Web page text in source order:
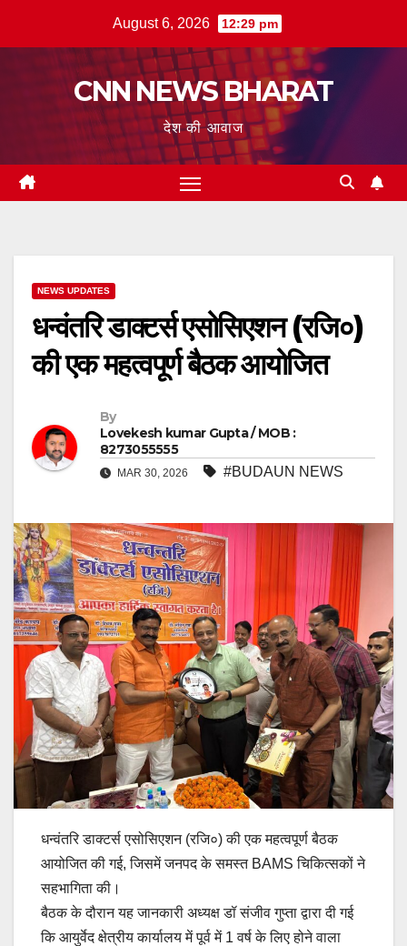
August 6, 2026 12:29 pm
CNN NEWS BHARAT
देश की आवाज
NEWS UPDATES
धन्वंतरि डाक्टर्स एसोसिएशन (रजि०)
की एक महत्वपूर्ण बैठक आयोजित
By
Lovekesh kumar Gupta / MOB :
8273055555
MAR 30, 2026 #BUDAUN NEWS
धन्वंतरि डाक्टर्स एसोसिएशन (रजि०) की एक महत्वपूर्ण बैठक
आयोजित की गई, जिसमें जनपद के समस्त BAMS चिकित्सकों ने
सहभागिता की।
बैठक के दौरान यह जानकारी अध्यक्ष डॉ संजीव गुप्ता द्वारा दी गई
कि आयुर्वेद क्षेत्रीय कार्यालय में पूर्व में 1 वर्ष के लिए होने वाला